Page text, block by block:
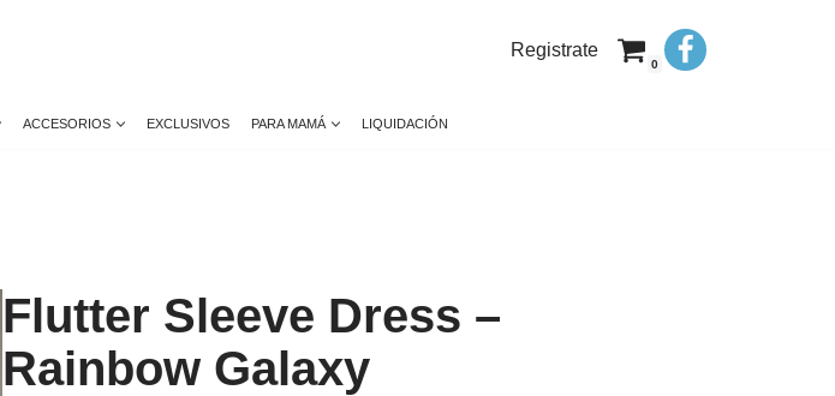
Registrate
0
ACCESORIOS EXCLUSIVOS PARA MAMÁ LIQUIDACIÓN
Flutter Sleeve Dress –
Rainbow Galaxy